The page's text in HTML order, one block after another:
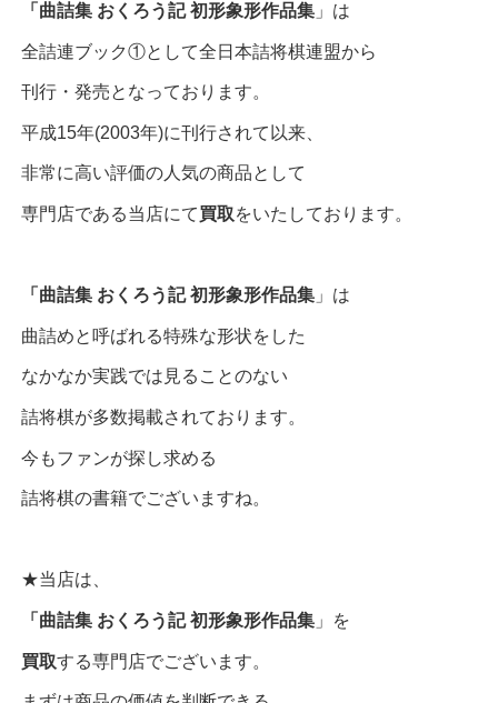
「曲詰集 おくろう記 初形象形作品集」は
全詰連ブック①として全日本詰将棋連盟から
刊行・発売となっております。
平成15年(2003年)に刊行されて以来、
非常に高い評価の人気の商品として
専門店である当店にて買取をいたしております。
「曲詰集 おくろう記 初形象形作品集」は
曲詰めと呼ばれる特殊な形状をした
なかなか実践では見ることのない
詰将棋が多数掲載されております。
今もファンが探し求める
詰将棋の書籍でございますね。
★当店は、
「曲詰集 おくろう記 初形象形作品集」を
買取する専門店でございます。